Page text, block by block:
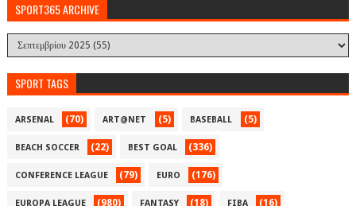
SPORT365 ARCHIVE
SPORT TAGS
ARSENAL (70) ART@NET (5) BASEBALL (5)
BEACH SOCCER (22) BEST GOAL (336)
CONFERENCE LEAGUE (79) EURO (176)
EUROPA LEAGUE (980) FANTASY (18) FIBA (16)